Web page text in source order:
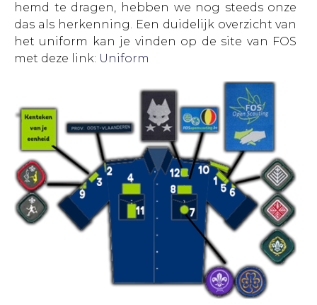
hemd te dragen, hebben we nog steeds onze
das als herkenning. Een duidelijk overzicht van
het uniform kan je vinden op de site van FOS
met deze link: Uniform